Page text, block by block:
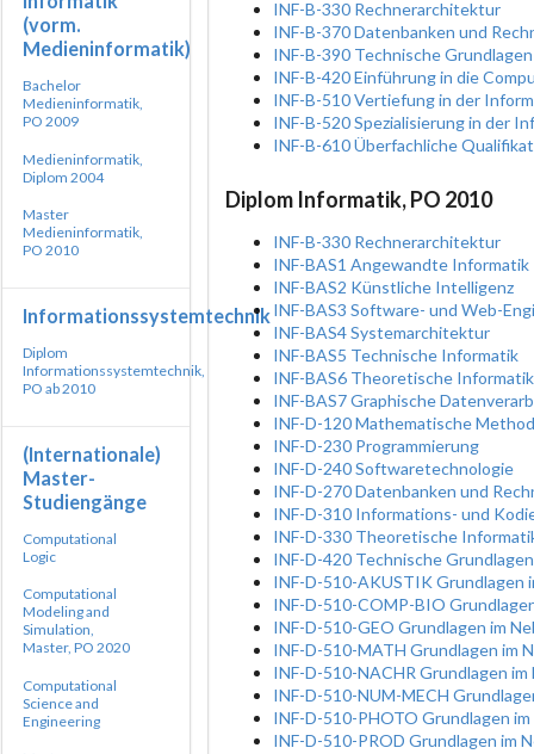
(vorm.
Medieninformatik)
Bachelor
Medieninformatik,
PO 2009
Medieninformatik,
Diplom 2004
Master
Medieninformatik,
PO 2010
Informationssystemtechnik
Diplom
Informationssystemtechnik,
PO ab 2010
(Internationale)
Master-
Studiengänge
Computational
Logic
Computational
Modeling and
Simulation,
Master, PO 2020
Computational
Science and
Engineering
INF-B-330 Rechnerarchitektur
INF-B-370 Datenbanken und
INF-B-390 Technische
INF-B-420 Einführung in die
INF-B-510 Vertiefung in der
INF-B-520 Spezialisierung in der
INF-B-610 Überfachliche
Diplom Informatik, PO 2010
INF-B-330 Rechnerarchitektur
INF-BAS1 Angewandte Informatik
INF-BAS2 Künstliche Intelligenz
INF-BAS3 Software- und Web-
INF-BAS4 Systemarchitektur
INF-BAS5 Technische Informatik
INF-BAS6 Theoretische Informatik
INF-BAS7 Graphische
INF-D-120 Mathematische
INF-D-230 Programmierung
INF-D-240 Softwaretechnologie
INF-D-270 Datenbanken und
INF-D-310 Informations- und
INF-D-330 Theoretische
INF-D-420 Technische
INF-D-510-AKUSTIK Grundlagen
INF-D-510-COMP-BIO
INF-D-510-GEO Grundlagen im
INF-D-510-MATH Grundlagen im
INF-D-510-NACHR Grundlagen
INF-D-510-NUM-MECH
INF-D-510-PHOTO Grundlagen
INF-D-510-PROD Grundlagen im